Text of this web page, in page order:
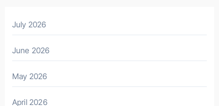
July 2026
June 2026
May 2026
April 2026